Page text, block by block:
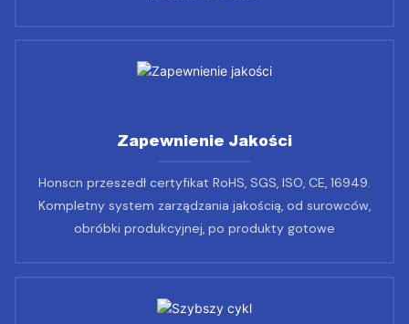
Zapewnienie Jakości
Honscn przeszedł certyfikat RoHS, SGS, ISO, CE, 16949.
Kompletny system zarządzania jakością, od surowców,
obróbki produkcyjnej, po produkty gotowe